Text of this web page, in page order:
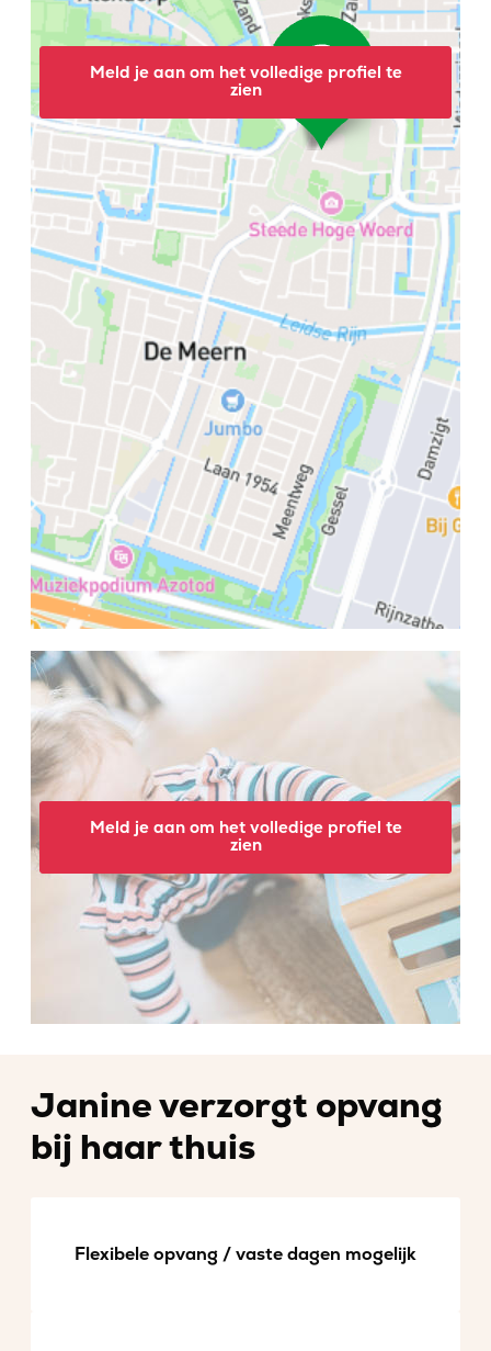
Meld je aan om het volledige profiel te
zien
Meld je aan om het volledige profiel te
zien
Janine verzorgt opvang
bij haar thuis
Flexibele opvang / vaste dagen mogelijk